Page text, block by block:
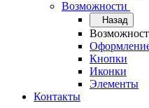
Возможности
Назад
Кнопки
Иконки
Элементы
Контакты